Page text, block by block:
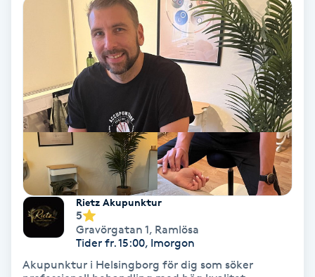
Radiofrekvens
Rakning Rietz Akupunktur
5
Gravörgatan 1, Ramlösa
Tider fr. 15:00, Imorgon
Akupunktur i Helsingborg för dig som söker